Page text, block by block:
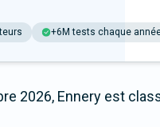
+6M tests chaque
2026, Ennery est